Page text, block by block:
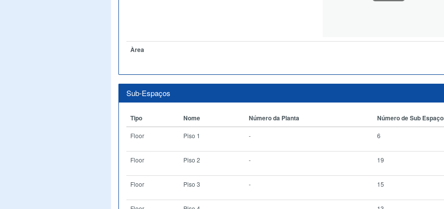
Àrea
Sub-Espaços
Tipo Nome Número da Planta Número de Sub
Floor Piso 1 - 6
Floor Piso 2 - 19
Floor Piso 3 - 15